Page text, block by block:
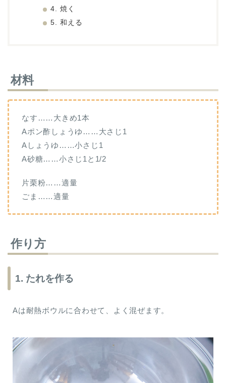
4. 焼く
5. 和える
材料
なす……大きめ1本
Aポン酢しょうゆ……大さじ1
Aしょうゆ……小さじ1
A砂糖……小さじ1と1/2
片栗粉……適量
ごま……適量
作り方
1. たれを作る
Aは耐熱ボウルに合わせて、よく混ぜます。